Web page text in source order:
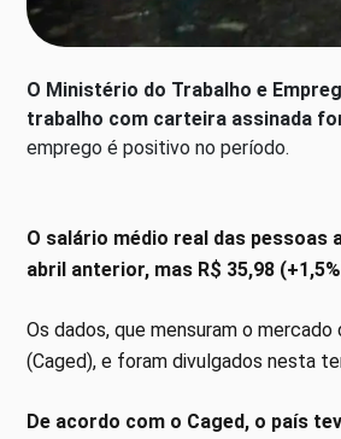
O Ministério do Trabalho e
trabalho com carteira assinada
emprego é positivo no período.
O salário médio real das pessoas
abril anterior, mas R$ 35,98
Os dados, que mensuram o
(Caged), e foram divulgados nesta
De acordo com o Caged, o país